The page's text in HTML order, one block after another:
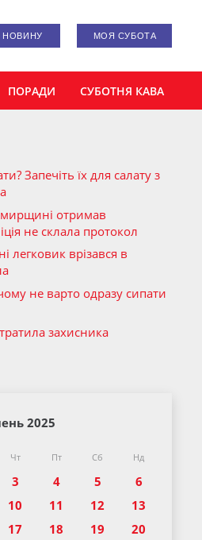
НОВИНУ МОЯ СУБОТА
ПОРАДИ СУБОТНЯ КАВА
Запечіть їх для салату з
отримав
не склала протокол
легковик врізався в
не варто одразу сипати
захисника
2025
Чт Пт Сб Нд
3 4 5
6
10 11 12
13
17 18 19
20